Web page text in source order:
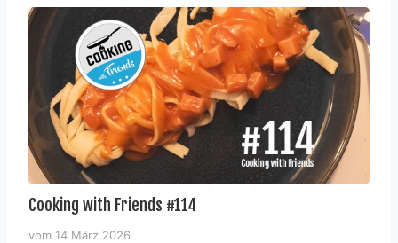
Cooking with Friends #114
vom 14 März 2026